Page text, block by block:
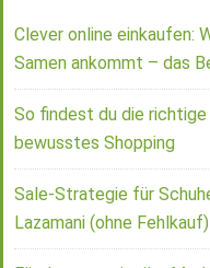
Clever online einkaufen:
Samen ankommt – das
So findest du die
bewusstes Shopping
Sale-Strategie für
Lazamani (ohne Fehlkauf)